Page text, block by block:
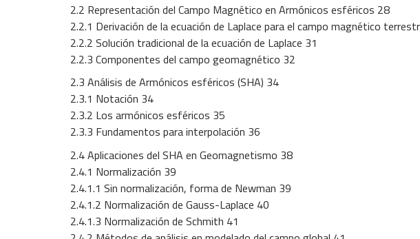
2.2 Representación del Campo Magnético en Armónicos esféricos 28
2.2.1 Derivación de la ecuación de Laplace para el campo magnético
2.2.2 Solución tradicional de la ecuación de Laplace 31
2.2.3 Componentes del campo geomagnético 32
2.3 Análisis de Armónicos esféricos (SHA) 34
2.3.1 Notación 34
2.3.2 Los armónicos esféricos 35
2.3.3 Fundamentos para interpolación 36
2.4 Aplicaciones del SHA en Geomagnetismo 38
2.4.1 Normalización 39
2.4.1.1 Sin normalización, forma de Newman 39
2.4.1.2 Normalización de Gauss-Laplace 40
2.4.1.3 Normalización de Schmith 41